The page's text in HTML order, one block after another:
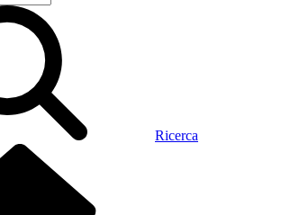
Ricerca